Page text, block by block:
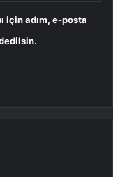
için adım, e-posta